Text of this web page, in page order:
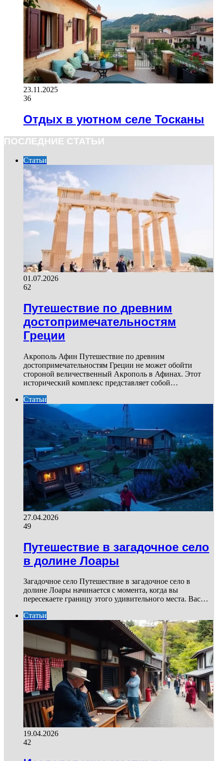
23.11.2025
36
Отдых в уютном селе Тосканы
ПОСЛЕДНИЕ СТАТЬИ
Статьи
01.07.2026
62
Путешествие по древним
достопримечательностям
Греции
Акрополь Афин Путешествие по древним
достопримечательностям Греции не может обойти
стороной величественный Акрополь в Афинах. Этот
исторический комплекс представляет собой…
Статьи
27.04.2026
49
Путешествие в загадочное село
в долине Лоары
Загадочное село Путешествие в загадочное село в
долине Лоары начинается с момента, когда вы
пересекаете границу этого удивительного места. Вас…
Статьи
19.04.2026
42